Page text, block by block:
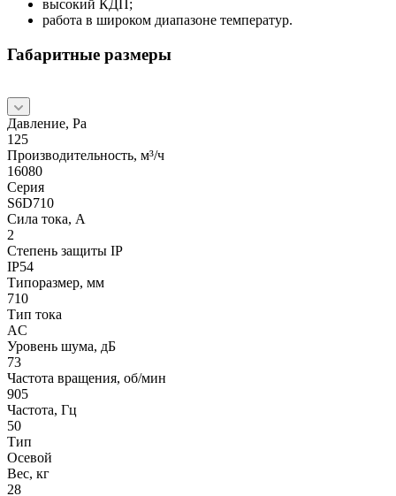
высокий КДП;
работа в широком диапазоне температур.
Габаритные размеры
Давление, Pa
125
Производительность, м³/ч
16080
Серия
S6D710
Сила тока, А
2
Степень защиты IP
IP54
Типоразмер, мм
710
Тип тока
AC
Уровень шума, дБ
73
Частота вращения, об/мин
905
Частота, Гц
50
Тип
Осевой
Вес, кг
28